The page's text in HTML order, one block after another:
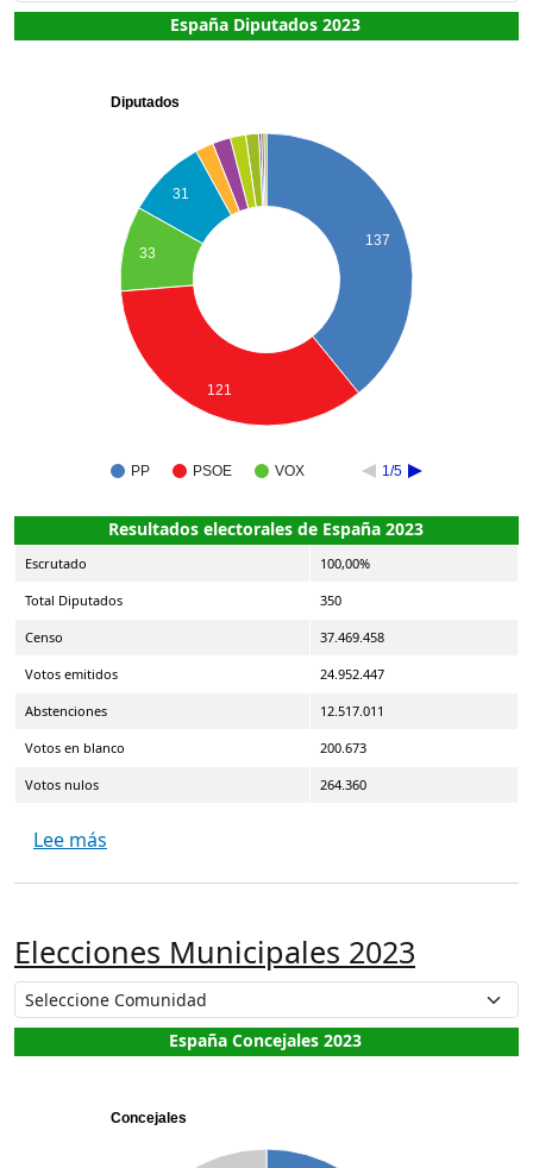
España Diputados 2023
Diputados
PP PSOE VOX 1/5
137
31
33
121
Resultados electorales de España 2023
Escrutado 100,00%
Total Diputados 350
Censo 37.469.458
Votos emitidos 24.952.447
Abstenciones 12.517.011
Votos en blanco 200.673
Votos nulos 264.360
Lee más
Elecciones Municipales 2023
España Concejales 2023
Concejales